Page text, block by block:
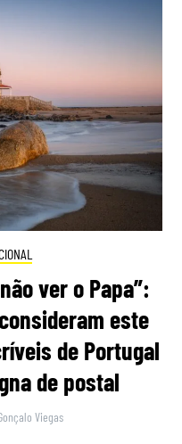
ver o Papa”:
este
de Portugal
de postal
Viegas